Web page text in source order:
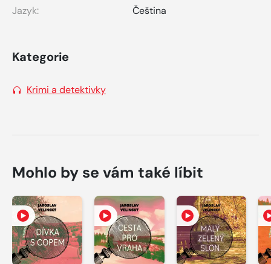
Jazyk:
Čeština
Kategorie
Krimi a detektivky
Mohlo by se vám také líbit